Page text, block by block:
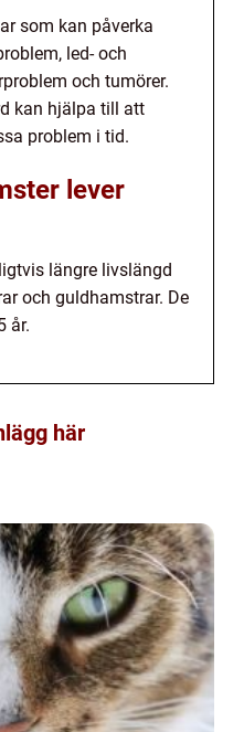
som kan påverka
led- och
och tumörer.
kan hjälpa till att
problem i tid.
lever
längre livslängd
och guldhamstrar. De
år.
här